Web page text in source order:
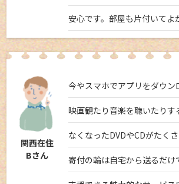
安心です。部屋も片付いてよ
関西在住
Bさん
今やスマホでアプリをダウン
映画観たり音楽を聴いたりす
なくなったDVDやCDがたくさ
寄付の輪は自宅から送るだけ